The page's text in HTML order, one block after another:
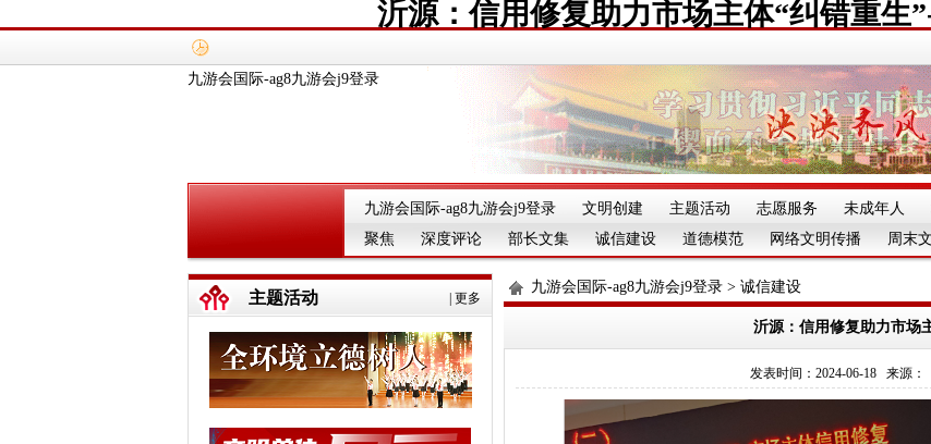
沂源：信用修复助力市场主体“纠错重生
九游会国际-ag8九游会j9登录
九游会国际-ag8九游会j9登录 文明创建 主题活动 志愿服务 未成年人
聚焦
深度评论 部长文集 诚信建设 道德模范 网络文明传播 周末
更多
主题活动
九游会国际-ag8九游会j9登录 > 诚信建设
沂源：信用修复助力市场
发表时间：2024-06-18 来源